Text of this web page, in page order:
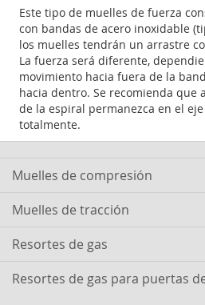
Este tipo de muelles de fuerza
con bandas de acero inoxidable
los muelles tendrán un arrastre
La fuerza será diferente,
movimiento hacia fuera de la
hacia dentro. Se recomienda que
de la espiral permanezca en el
totalmente.
Muelles de compresión
Muelles de tracción
Resortes de gas
Resortes de gas para puertas